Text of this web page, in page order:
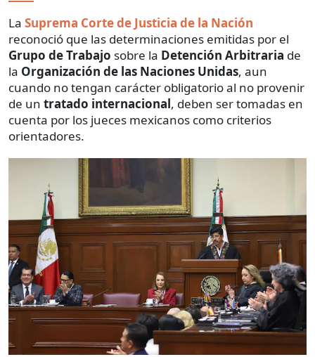
La Suprema Corte de Justicia de la Nación
reconoció que las determinaciones emitidas por el
Grupo de Trabajo sobre la Detención Arbitraria de
la Organización de las Naciones Unidas, aun
cuando no tengan carácter obligatorio al no provenir
de un tratado internacional, deben ser tomadas en
cuenta por los jueces mexicanos como criterios
orientadores.